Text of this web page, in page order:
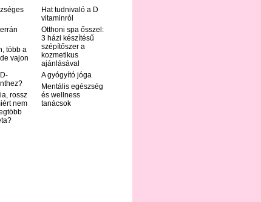
több a
vajon
rossz
nem
Hat tudnivaló a D
vitaminról
Otthoni spa ősszel:
3 házi készítésű
szépítőszer a
kozmetikus
ajánlásával
A gyógyító jóga
Mentális egészség
és wellness
tanácsok